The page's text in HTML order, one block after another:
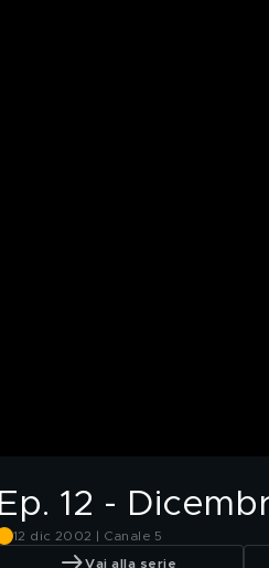
Ep. 12 -
12 dic 2002 | Canale 5
Vai alla serie